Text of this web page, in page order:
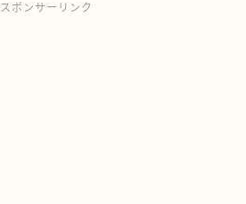
スポンサーリンク